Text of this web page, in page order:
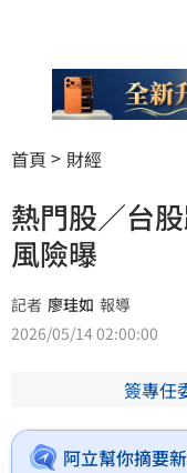
首頁 財經
熱門股／台
風險曝
記者 廖珪如 報導
2026/05/14 02:00:00
簽專任
阿立幫你摘要